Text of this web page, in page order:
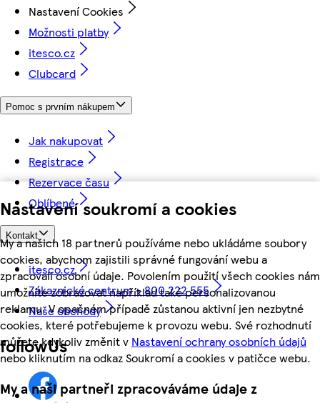
Nastavení soukromí a cookies
My a našich 18 partnerů používáme nebo ukládáme soubory
cookies, abychom zajistili správné fungování webu a
zpracovali osobní údaje. Povolením použití všech cookies nám
umožníte zobrazovat například také personalizovanou
reklamu. V opačném případě zůstanou aktivní jen nezbytné
cookies, které potřebujeme k provozu webu. Své rozhodnutí
můžete kdykoliv změnit v Nastavení ochrany osobních údajů
nebo kliknutím na odkaz Soukromí a cookies v patičce webu.
My a naši partneři zpracováváme údaje z
Nastavení Cookies
Možnosti platby
itesco.cz
Clubcard
Pomoc s prvním nákupem
Jak nakupovat
Registrace
Rezervace času
Oblíbené
Kontakt
itesco.cz
Zákaznické centrum - 800 222 555
Naše obchody
followUs